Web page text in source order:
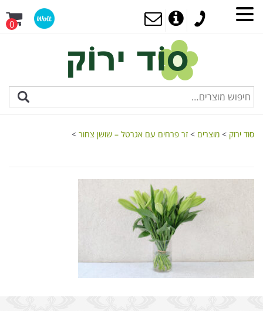
0
סוד ירוק > מוצרים > זר פרחים עם אגרטל – שושן צחור >